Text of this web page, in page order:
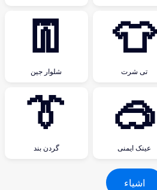
👕
تی شرت
👖
شلوار جین
🥽
عینک ایمنی
👔
گردن بند
اشیاء